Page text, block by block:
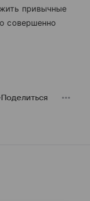
привычные
совершенно
Поделиться